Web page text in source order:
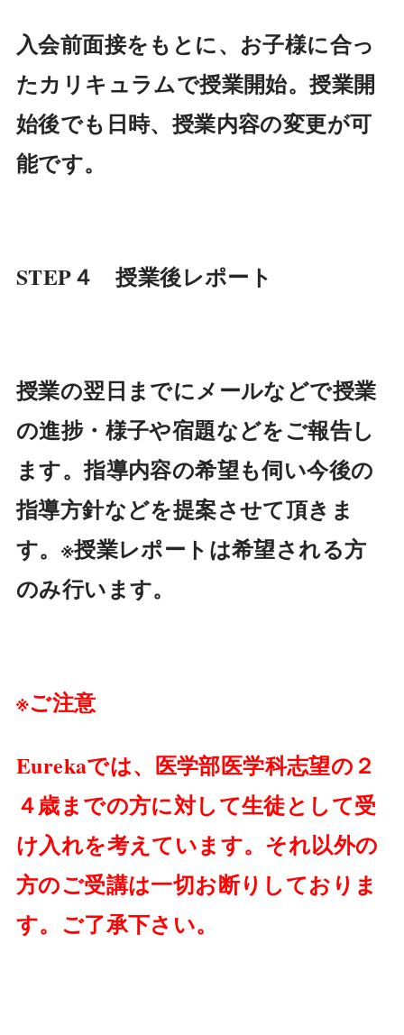
入会前面接をもとに、お子様に合っ
たカリキュラムで授業開始。授業開
始後でも日時、授業内容の変更が可
能です。
STEP４ 授業後レポート
授業の翌日までにメールなどで授業
の進捗・様子や宿題などをご報告し
ます。指導内容の希望も伺い今後の
指導方針などを提案させて頂きま
す。 ※授業レポートは希望される方
のみ行います。
※ご注意
Eurekaでは、医学部医学科志望の２
４歳までの方に対して生徒として受
け入れを考えています。それ以外の
方のご受講は一切お断りしておりま
す。ご了承下さい。